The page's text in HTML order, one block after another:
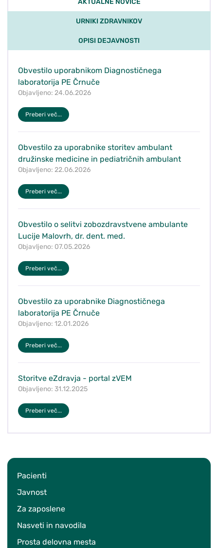
Pacienti
Javnost
Za zaposlene
Nasveti in navodila
Prosta delovna mesta
AKTUALNE NOVICE
URNIKI ZDRAVNIKOV
OPISI DEJAVNOSTI
Obvestilo uporabnikom Diagnostičnega
laboratorija PE Črnuče
Objavljeno: 24.06.2026
Preberi več...
Obvestilo za uporabnike storitev ambulant
družinske medicine in pediatričnih ambulant
Objavljeno: 22.06.2026
Preberi več...
Obvestilo o selitvi zobozdravstvene ambulante
Lucije Malovrh, dr. dent. med.
Objavljeno: 07.05.2026
Preberi več...
Obvestilo za uporabnike Diagnostičnega
laboratorija PE Črnuče
Objavljeno: 12.01.2026
Preberi več...
Storitve eZdravja - portal zVEM
Objavljeno: 31.12.2025
Preberi več...